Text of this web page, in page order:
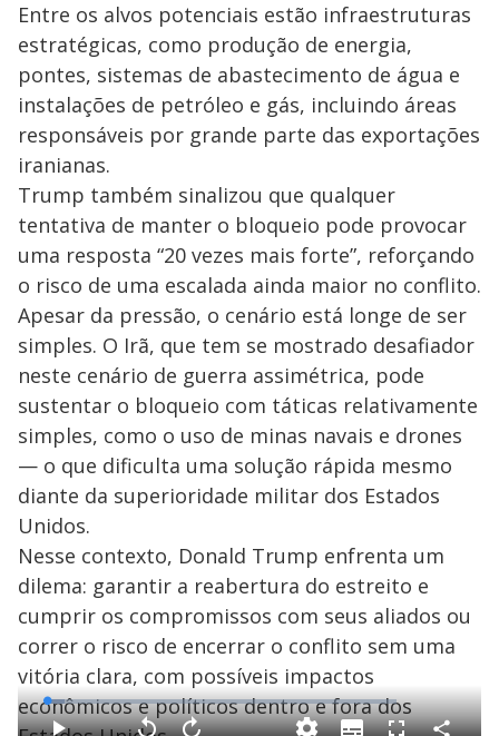
Entre os alvos potenciais estão infraestruturas
estratégicas, como produção de energia,
pontes, sistemas de abastecimento de água e
instalações de petróleo e gás, incluindo áreas
responsáveis por grande parte das exportações
iranianas.
Trump também sinalizou que qualquer
tentativa de manter o bloqueio pode provocar
uma resposta “20 vezes mais forte”, reforçando
o risco de uma escalada ainda maior no conflito.
Apesar da pressão, o cenário está longe de ser
simples. O Irã, que tem se mostrado desafiador
neste cenário de guerra assimétrica, pode
sustentar o bloqueio com táticas relativamente
simples, como o uso de minas navais e drones
— o que dificulta uma solução rápida mesmo
diante da superioridade militar dos Estados
Unidos.
Nesse contexto, Donald Trump enfrenta um
dilema: garantir a reabertura do estreito e
cumprir os compromissos com seus aliados ou
correr o risco de encerrar o conflito sem uma
vitória clara, com possíveis impactos
econômicos e políticos dentro e fora dos
L
o
a